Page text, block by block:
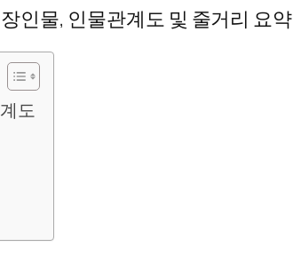
인물, 인물관계도 및 줄거리 요약
도